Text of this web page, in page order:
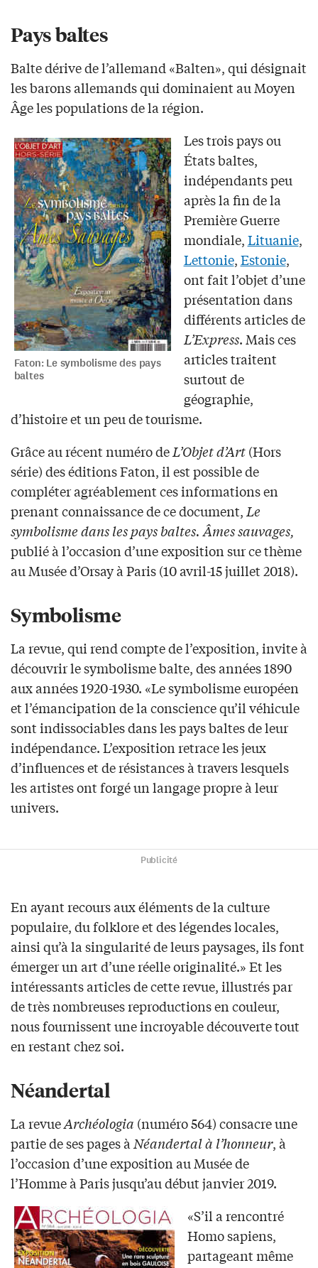
Pays baltes
Balte dérive de l’allemand «Balten», qui désignait
les barons allemands qui dominaient au Moyen
Âge les populations de la région.
Faton: Le symbolisme des pays
baltes
Les trois pays ou
États baltes,
indépendants peu
après la fin de la
Première Guerre
mondiale,Lituanie,
Lettonie,Estonie,
ont fait l’objet d’une
présentation dans
différents articles de
L’Express. Mais ces
articles traitent
surtout de
géographie,
d’histoire et un peu de tourisme.
Grâce au récent numéro deL’Objet d’Art(Hors
série) des éditions Faton, il est possible de
compléter agréablement ces informations en
prenant connaissance de ce document, Le
symbolisme dans les pays baltes. Âmes sauvages,
publié à l’occasion d’une exposition sur ce thème
au Musée d’Orsay à Paris (10 avril-15 juillet 2018).
Symbolisme
La revue, qui rend compte de l’exposition, invite à
découvrir le symbolisme balte, des années 1890
aux années 1920-1930. «Le symbolisme européen
et l’émancipation de la conscience qu’il véhicule
sont indissociables dans les pays baltes de leur
indépendance. L’exposition retrace les jeux
d’influences et de résistances à travers lesquels
les artistes ont forgé un langage propre à leur
univers.
Publicité
En ayant recours aux éléments de la culture
populaire, du folklore et des légendes locales,
ainsi qu’à la singularité de leurs paysages, ils font
émerger un art d’une réelle originalité.» Et les
intéressants articles de cette revue, illustrés par
de très nombreuses reproductions en couleur,
nous fournissent une incroyable découverte tout
en restant chez soi.
Néandertal
La revueArchéologia (numéro 564) consacre une
partie de ses pages à Néandertal à l’honneur, à
l’occasion d’une exposition au Musée de
l’Homme à Paris jusqu’au début janvier 2019.
«S’il a rencontré
Homo sapiens,
partageant même